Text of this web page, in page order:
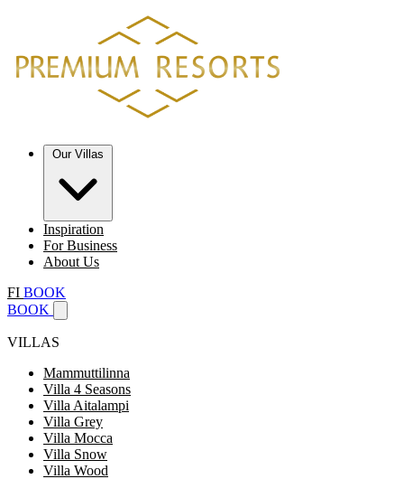
Inspiration
For Business
About Us
FI BOOK
BOOK
VILLAS
Mammuttilinna
Villa 4 Seasons
Villa Aitalampi
Villa Grey
Villa Mocca
Villa Snow
Villa Wood